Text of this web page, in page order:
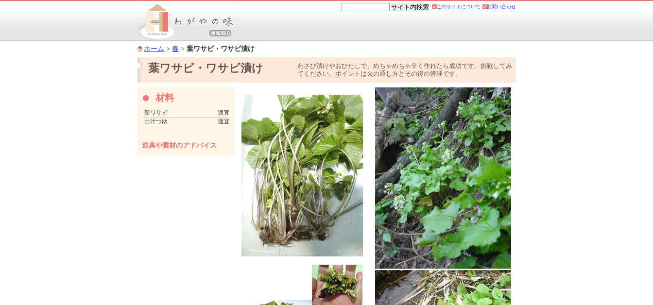
ホーム >春 >葉ワサビ・ワサビ漬け
葉ワサビ・ワサビ漬け
わさび漬けやおひたしで、めちゃめちゃ辛く作れたら成功です。挑戦してみ
てください。ポイントは火の通し方とその後の管理です。
材料
葉ワサビ
適宜
出汁つゆ
適宜
道具や素材のアドバイス
このサイトについて お問い合わせ